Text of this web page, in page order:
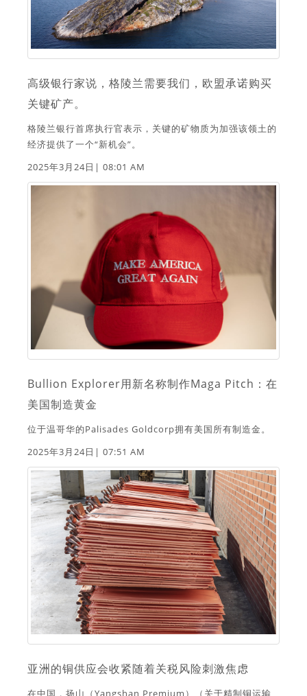
高级银行家说，格陵兰需要我们，欧盟承诺购买
关键矿产。
格陵兰银行首席执行官表示，关键的矿物质为加强该领土的
经济提供了一个“新机会”。
2025年3月24日| 08:01 AM
Bullion Explorer用新名称制作Maga Pitch：在
美国制造黄金
位于温哥华的Palisades Goldcorp拥有美国所有制造金。
2025年3月24日| 07:51 AM
亚洲的铜供应会收紧随着关税风险刺激焦虑
在中国，扬山（Yangshan Premium）（关于精制铜运输